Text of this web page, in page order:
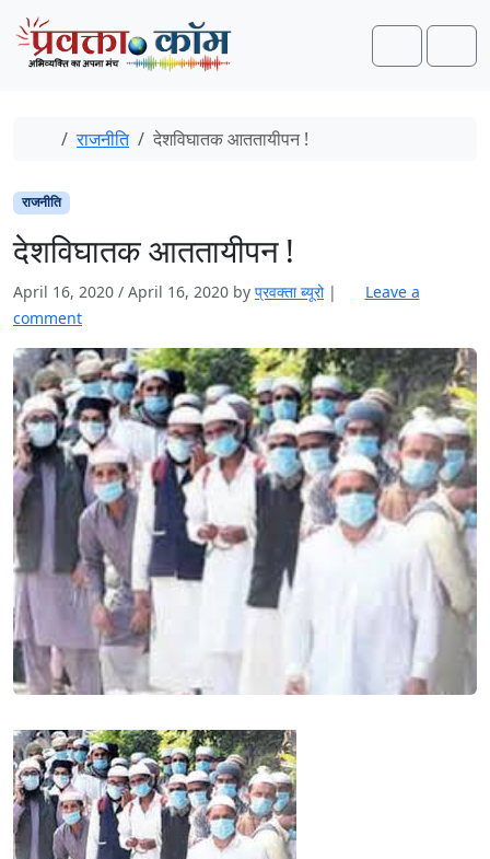
Skip to content
Skip to footer
Search
Home
राजनीति देशविघातक आततायीपन !
राजनीति
देशविघातक आततायीपन !
April 16, 2020 / April 16, 2020 by प्रवक्‍ता ब्यूरो |
Leave a
comment